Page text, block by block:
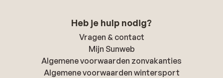
Heb je hulp nodig?
Vragen & contact
Mijn Sunweb
Algemene voorwaarden zonvakanties
Algemene voorwaarden wintersport